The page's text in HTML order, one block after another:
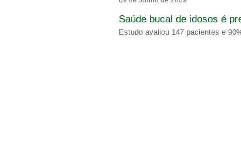
Saúde bucal de idosos é
Estudo avaliou 147 pacientes e